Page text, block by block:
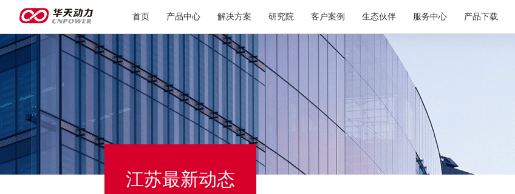
首页 产品中心 解决方案 研究院 客户案例 生态伙伴 服务中心 产品下载
江苏最新动态